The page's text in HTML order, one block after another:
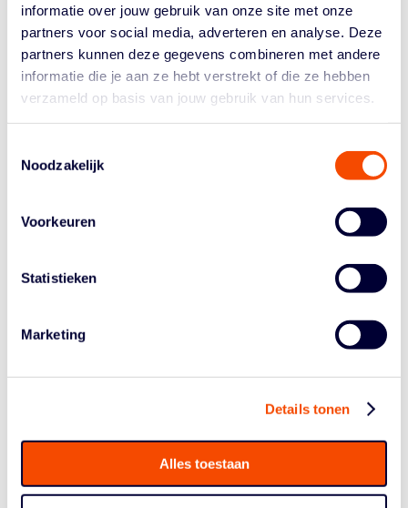
informatie over jouw gebruik van onze site met onze
partners voor social media, adverteren en analyse. Deze
partners kunnen deze gegevens combineren met andere
informatie die je aan ze hebt verstrekt of die ze hebben
verzameld op basis van jouw gebruik van hun services.
Noodzakelijk
Voorkeuren
Statistieken
Marketing
Details tonen
Alles toestaan
Coach Marlous Nieuwveen is er in geslaagd een team te
smeden dat het vanaf de start van het seizoen goed
heeft gedaan. Een solide performance met een ploeg
waarin iedereen weet wat er moet worden gedaan. Het
verlies van Tanya Bröring was cruciaal, maar door
het veld te krijgen, is Lions toch een niet te
Heeten, Charlotte van Kleef en Loyce Bettonvil toch
draaien. Deze ploeg gaat zeker niet zomaar ten onder
en laat hopelijk wat moois zien.
JOLLY JUMPERS
competitie en dit altijd vechtende en sterk reboundende
moeilijk in een wedstrijd. Verdedigend is Jolly Jumpers
voor menig tegenstander een stugge ploeg, maar de
basketbalsters uit Tubbergen zullen aanvallend in de
verrassen.